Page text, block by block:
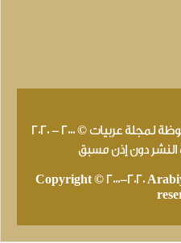
عربيات © 2000 - 2020
النشر دون إذن مسبق
Copyright © 2000-2020